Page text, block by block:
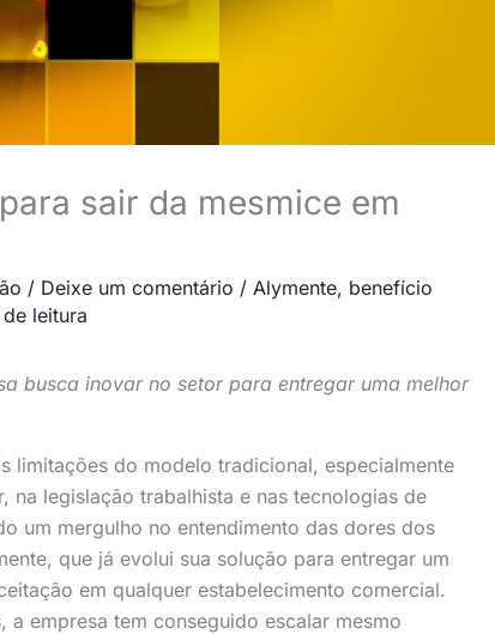
sair da mesmice em
/ Deixe um comentário / Alymente, benefício
leitura
busca inovar no setor para entregar uma melhor
limitações do modelo tradicional, especialmente
legislação trabalhista e nas tecnologias de
um mergulho no entendimento das dores dos
que já evolui sua solução para entregar um
em qualquer estabelecimento comercial.
empresa tem conseguido escalar mesmo